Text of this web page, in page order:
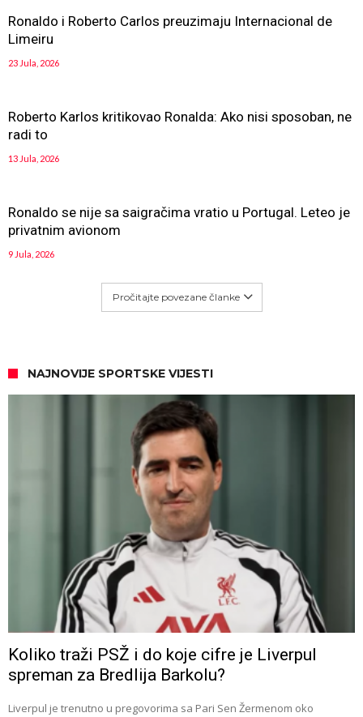
Ronaldo i Roberto Carlos preuzimaju Internacional de
Limeiru
23 Jula, 2026
Roberto Karlos kritikovao Ronalda: Ako nisi sposoban, ne
radi to
13 Jula, 2026
Ronaldo se nije sa saigračima vratio u Portugal. Leteo je
privatnim avionom
9 Jula, 2026
Pročitajte povezane članke
NAJNOVIJE SPORTSKE VIJESTI
Koliko traži PSŽ i do koje cifre je Liverpul
spreman za Bredlija Barkolu?
Liverpul je trenutno u pregovorima sa Pari Sen Žermenom oko